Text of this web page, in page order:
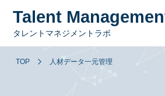
Talent
タレントマネジメントラボ
TOP 人材データ一元管理